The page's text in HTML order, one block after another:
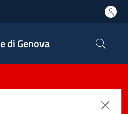
di Genova